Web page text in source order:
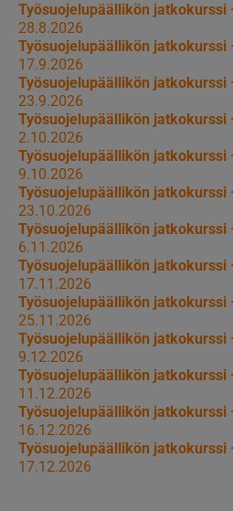
Työsuojelupäällikön jatkokurssi
28.8.2026
Työsuojelupäällikön jatkokurssi
17.9.2026
Työsuojelupäällikön jatkokurssi
23.9.2026
Työsuojelupäällikön jatkokurssi
2.10.2026
Työsuojelupäällikön jatkokurssi
9.10.2026
Työsuojelupäällikön jatkokurssi
23.10.2026
Työsuojelupäällikön jatkokurssi
6.11.2026
Työsuojelupäällikön jatkokurssi
17.11.2026
Työsuojelupäällikön jatkokurssi
25.11.2026
Työsuojelupäällikön jatkokurssi
9.12.2026
Työsuojelupäällikön jatkokurssi
11.12.2026
Työsuojelupäällikön jatkokurssi
16.12.2026
Työsuojelupäällikön jatkokurssi
17.12.2026